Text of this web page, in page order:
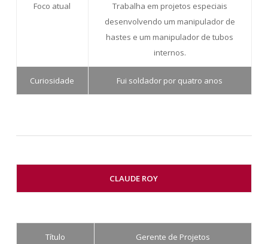
Foco atual
Trabalha em projetos especiais
desenvolvendo um manipulador de
hastes e um manipulador de tubos
internos.
Curiosidade Fui soldador por quatro anos
CLAUDE ROY
Título Gerente de Projetos